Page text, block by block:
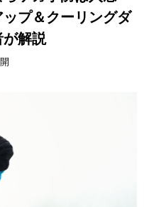
プ＆クーリングダ
解説